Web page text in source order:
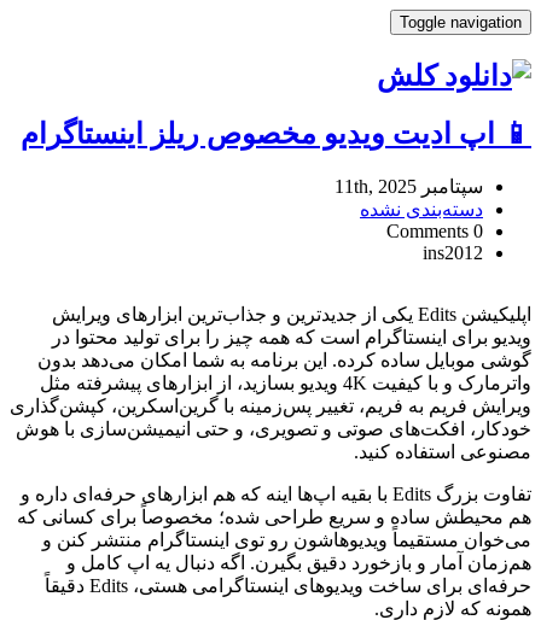
Toggle navigation
📱 اپ ادیت ویدیو مخصوص ریلز اینستاگرام
سپتامبر 11th, 2025
دسته‌بندی نشده
0 Comments
ins2012
اپ
ادیت
ویدیو
مخصوص
ریلز
اینستاگرامReviewed
by
Ins2012
on
Sep
11Rating:
اپلیکیشن Edits یکی از جدیدترین و جذاب‌ترین ابزارهای ویرایش
ویدیو برای اینستاگرام است که همه چیز را برای تولید محتوا در
گوشی موبایل ساده کرده. این برنامه به شما امکان می‌دهد بدون
واترمارک و با کیفیت 4K ویدیو بسازید، از ابزارهای پیشرفته مثل
ویرایش فریم به فریم، تغییر پس‌زمینه با گرین‌اسکرین، کپشن‌گذاری
خودکار، افکت‌های صوتی و تصویری، و حتی انیمیشن‌سازی با هوش
مصنوعی استفاده کنید.
تفاوت بزرگ Edits با بقیه اپ‌ها اینه که هم ابزارهای حرفه‌ای داره و
هم محیطش ساده و سریع طراحی شده؛ مخصوصاً برای کسانی که
می‌خوان مستقیماً ویدیوهاشون رو توی اینستاگرام منتشر کنن و
هم‌زمان آمار و بازخورد دقیق بگیرن. اگه دنبال یه اپ کامل و
حرفه‌ای برای ساخت ویدیوهای اینستاگرامی هستی، Edits دقیقاً
همونه که لازم داری.